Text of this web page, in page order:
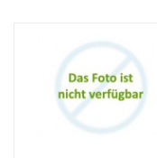
Vergleichen